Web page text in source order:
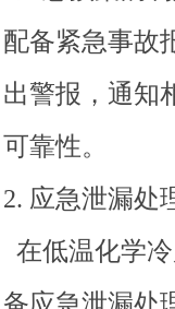
配备紧急事故
出警报，通知
可靠性。
2. 应急泄漏处
在低温化学
备应急泄漏处